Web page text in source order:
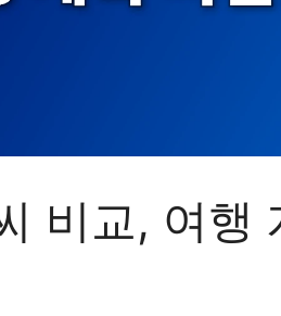
비교, 여행